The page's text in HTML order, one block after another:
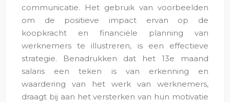
communicatie. Het gebruik van voorbeelden
om de positieve impact ervan op de
koopkracht en financiële planning van
werknemers te illustreren, is een effectieve
strategie. Benadrukken dat het 13e maand
salaris een teken is van erkenning en
waardering van het werk van werknemers,
draagt bij aan het versterken van hun motivatie